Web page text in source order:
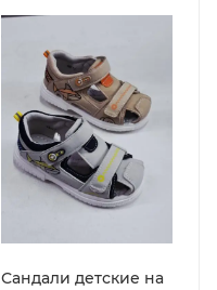
Сандали детские на